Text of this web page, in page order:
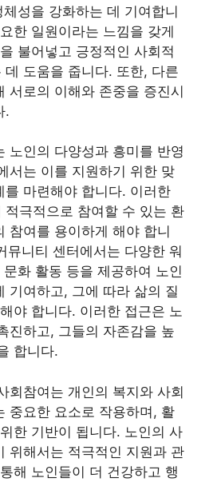
성을 강화하는 데 기여합니
한 일원이라는 느낌을 갖게
불어넣고 긍정적인 사회적
데 도움을 줍니다. 또한, 다른
서로의 이해와 존중을 증진시
.
노인의 다양성과 흥미를 반영
서는 이를 지원하기 위한 맞
를 마련해야 합니다. 이러한
적극적으로 참여할 수 있는 환
참여를 용이하게 해야 합니
뮤니티 센터에서는 다양한 워
화 활동 등을 제공하여 노인
기여하고, 그에 따라 삶의 질
야 합니다. 이러한 접근은 노
진하고, 그들의 자존감을 높
합니다.
회참여는 개인의 복지와 사회
중요한 요소로 작용하며, 활
한 기반이 됩니다. 노인의 사
위해서는 적극적인 지원과 관
해 노인들이 더 건강하고 행